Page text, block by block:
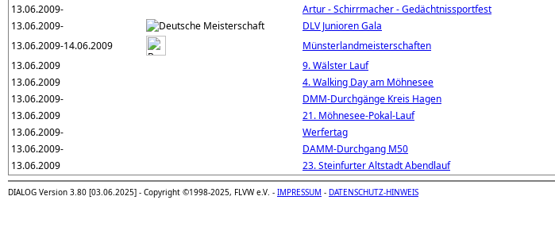
13.06.2009-
Artur - Schirrmacher - Gedächtnissportfest
13.06.2009-
DLV Junioren Gala
13.06.2009-14.06.2009
Münsterlandmeisterschaften
13.06.2009
9. Wälster Lauf
13.06.2009
4. Walking Day am Möhnesee
13.06.2009-
DMM-Durchgänge Kreis Hagen
13.06.2009
21. Möhnesee-Pokal-Lauf
13.06.2009-
Werfertag
13.06.2009-
DAMM-Durchgang M50
13.06.2009
23. Steinfurter Altstadt Abendlauf
DIALOG Version 3.80 [03.06.2025] - Copyright ©1998-2025, FLVW e.V. - IMPRESSUM - DATENSCHUTZ-HINWEIS